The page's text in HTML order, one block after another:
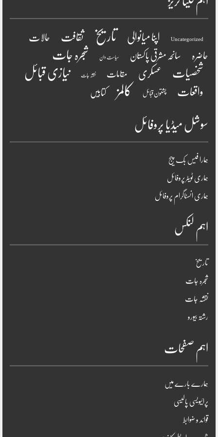
Uncategorized اپنا میانوالی تاریخ ثقافت حالات
حاضرہ سانحہ مشرقی پاکستان سیاست دان شجرہ جات
شخصیات عسکری مقامات نقشہ جات نیازی قبائل
واقعات پشتون قبائل کالمز کتابیں
سوشل میڈیا پروفائل
ہمارا فیس بک پیج
ہماری ٹویٹر پروفائل
ہماری انسٹاگرام پروفائل
اہم لنکس
تاریخ
شجرہ جات
نقشہ جات
رشتہ بیورو
اہم صفحات
ہمارے بارے میں
پرائیویسی پالیسی
قوائد و ضوابط